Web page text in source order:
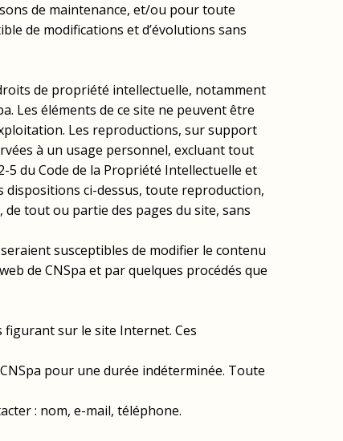
de maintenance, et/ou pour toute
de modifications et d’évolutions sans
de propriété intellectuelle, notamment
Les éléments de ce site ne peuvent être
Les reproductions, sur support
à un usage personnel, excluant tout
5 du Code de la Propriété Intellectuelle et
dispositions ci-dessus, toute reproduction,
tout ou partie des pages du site, sans
susceptibles de modifier le contenu
de CNSpa et par quelques procédés que
sur le site Internet. Ces
pour une durée indéterminée. Toute
: nom, e-mail, téléphone.